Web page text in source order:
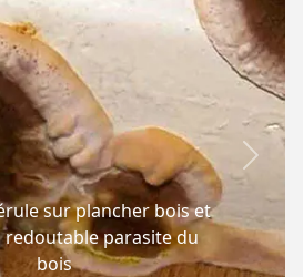
sur plancher bois et
parasite du
bois
Next